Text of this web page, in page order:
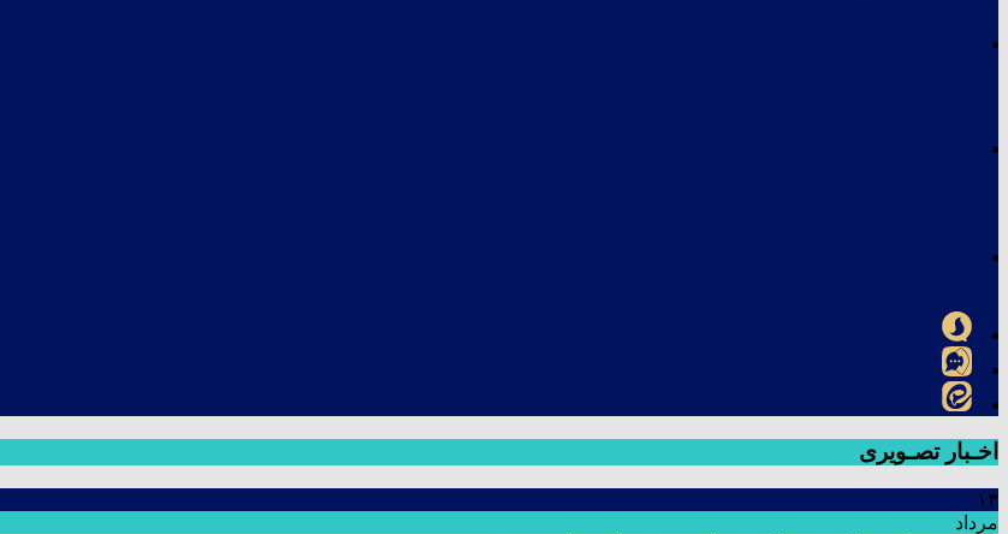
اخـبار تصـویری
۱۳
مرداد